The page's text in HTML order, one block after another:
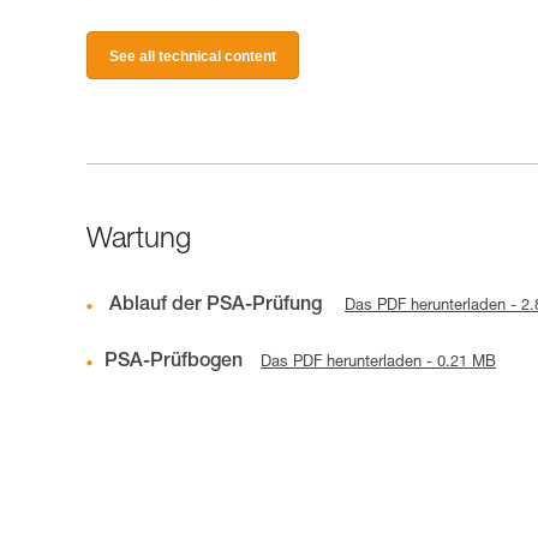
See all technical content
Wartung
Ablauf der PSA-Prüfung Das PDF herunterladen -
PSA-Prüfbogen Das PDF herunterladen - 0.21 MB